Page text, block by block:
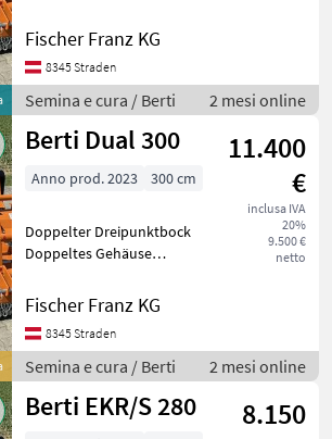
Riemenspannung
Stützwalze 194mm mit
Abstreifer Heckhaube mit
hydr. Verstellung Sch
Fischer Franz KG
8345 Straden
Semina e cura / Berti 2 mesi online
Berti Dual 300
11.400
€
inclusa IVA
20%
9.500 €
netto
Anno prod. 2023 300 cm
Doppelter Dreipunktbock
Doppeltes Gehäuse
Stützwalze 194mm mit
Abstreifer Automatische
Riemenspannung
Verstellbarer
Hintenauswurf Satz Kufen
Fischer Franz KG
8345 Straden
Semina e cura / Berti 2 mesi online
Berti EKR/S 280
8.150